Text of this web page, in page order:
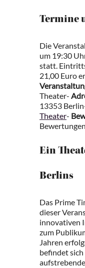
Termine
Die
um 19:30
statt.
21,00 Euro
Theater-
13353
Theater-
Ein
Berlins
Das Prime
dieser
innovativen
zum
Jahren
befindet